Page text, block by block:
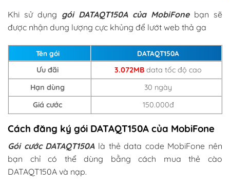
Khi sử dụng gói DATAQT150A của MobiFonebạn sẽ
được nhận dung lượng cực khủng để lướt web thả ga
Tên gói DATAQT150A
Ưu đãi 3.072MBdata tốc độ cao
Hạn dùng
30 ngày
Giá cước
150.000đ
Cách đăng ký gói DATAQT150A của MobiFone
Gói cước DATAQT150A là thẻ data code MobiFone nên
bạn chỉ có thể dùng bằng cách mua thẻ cào
DATAQT150A và nạp.